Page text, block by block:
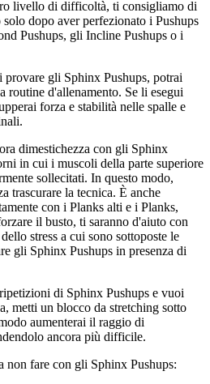
livello di difficoltà, ti consigliamo di
dopo aver perfezionato i Pushups
Pushups, gli Incline Pushups o i
gli Sphinx Pushups, potrai
routine d'allenamento. Se li esegui
forza e stabilità nelle spalle e
dimestichezza con gli Sphinx
in cui i muscoli della parte superiore
sollecitati. In questo modo,
trascurare la tecnica. È anche
con i Planks alti e i Planks,
il busto, ti saranno d'aiuto con
stress a cui sono sottoposte le
gli Sphinx Pushups in presenza di
di Sphinx Pushups e vuoi
metti un blocco da stretching sotto
aumenterai il raggio di
ancora più difficile.
non fare con gli Sphinx Pushups: